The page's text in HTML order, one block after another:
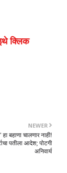
क्लिक
NEWER
बहाणा चालणार नाही!
पतीला आदेश; पोटगी
अनिवार्य